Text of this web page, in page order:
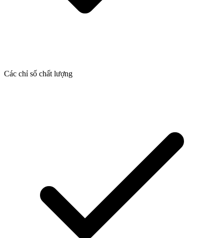
Các chỉ số chất lượng